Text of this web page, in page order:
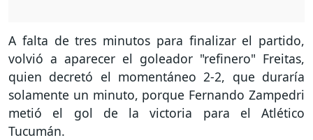
A falta de tres minutos para finalizar el partido,
volvió a aparecer el goleador "refinero" Freitas,
quien decretó el momentáneo 2-2, que duraría
solamente un minuto, porque Fernando Zampedri
metió el gol de la victoria para el Atlético
Tucumán.